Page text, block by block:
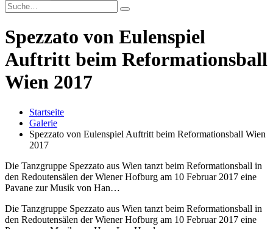
Spezzato von Eulenspiel
Auftritt beim Reformationsball
Wien 2017
Startseite
Galerie
Spezzato von Eulenspiel Auftritt beim Reformationsball Wien
2017
Die Tanzgruppe Spezzato aus Wien tanzt beim Reformationsball in
den Redoutensälen der Wiener Hofburg am 10 Februar 2017 eine
Pavane zur Musik von Han…
Die Tanzgruppe Spezzato aus Wien tanzt beim Reformationsball in
den Redoutensälen der Wiener Hofburg am 10 Februar 2017 eine